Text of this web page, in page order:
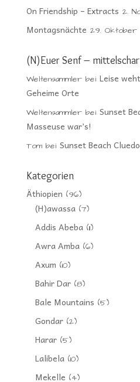
On Friendship – Extracts 2.
Montagsnächte 29. Oktober
(N)Euer Senf –
Weltensammlerbei Leise
Geheime Orte
Weltensammlerbei Sunset
Masseuse war’s!
Tombei Sunset Beach
Kategorien
Äthiopien (96)
(H)awassa(7)
Addis Abeba(11)
Awra Amba(6)
Axum (10)
Bahir Dar(8)
Bale Mountains (5)
Gondar(2)
Harar(5)
Lalibela(10)
Mekelle (4)